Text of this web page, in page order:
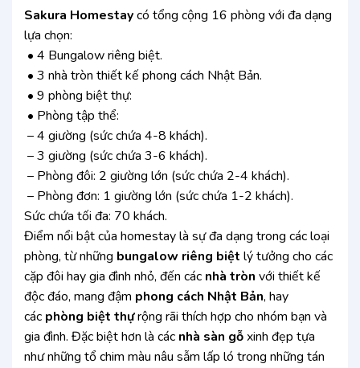
Sakura Homestaycó tổng cộng 16 phòng với đa dạng
lựa chọn:
• 4 Bungalow riêng biệt.
• 3 nhà tròn thiết kế phong cách Nhật Bản.
• 9 phòng biệt thự:
• Phòng tập thể:
– 4 giường (sức chứa 4-8 khách).
– 3 giường (sức chứa 3-6 khách).
– Phòng đôi: 2 giường lớn (sức chứa 2-4 khách).
– Phòng đơn: 1 giường lớn (sức chứa 1-2 khách).
Sức chứa tối đa: 70 khách.
Điểm nổi bật của homestay là sự đa dạng trong các loại
phòng, từ những bungalow riêng biệt lý tưởng cho các
cặp đôi hay gia đình nhỏ, đến các nhà tròn với thiết kế
độc đáo, mang đậm phong cách Nhật Bản, hay
các phòng biệt thựrộng rãi thích hợp cho nhóm bạn và
gia đình. Đặc biệt hơn là các nhà sàn gỗxinh đẹp tựa
như những tổ chim màu nâu sẫm lấp ló trong những tán